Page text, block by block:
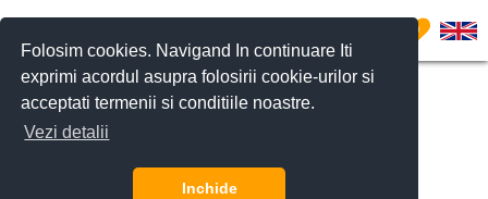
Folosim cookies. Navigand In continuare Iti
exprimi acordul asupra folosirii cookie-urilor si
acceptati termenii si conditiile noastre.
Vezi detalii
Inchide
0
Contactează-ne